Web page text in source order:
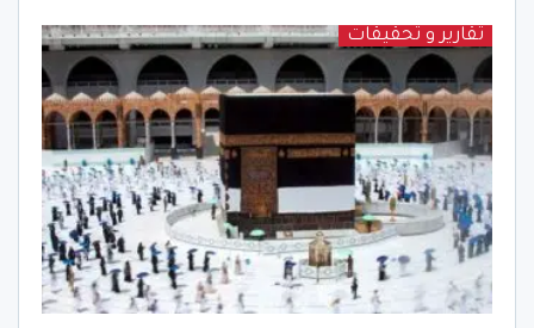
تقارير و تحقيقات